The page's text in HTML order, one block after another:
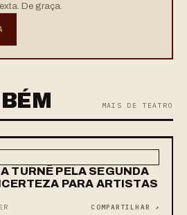
De graça.
MAIS DE TEATRO
TURNÊ PELA SEGUNDA
PARA ARTISTAS
COMPARTILHAR ↗